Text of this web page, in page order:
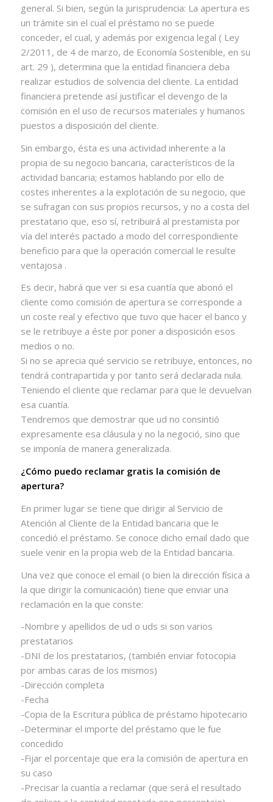
general. Si bien, según la jurisprudencia: La apertura es
un trámite sin el cual el préstamo no se puede
conceder, el cual, y además por exigencia legal ( Ley
2/2011, de 4 de marzo, de Economía Sostenible, en su
art. 29 ), determina que la entidad financiera deba
realizar estudios de solvencia del cliente. La entidad
financiera pretende así justificar el devengo de la
comisión en el uso de recursos materiales y humanos
puestos a disposición del cliente.
Sin embargo, ésta es una actividad inherente a la
propia de su negocio bancaria, característicos de la
actividad bancaria; estamos hablando por ello de
costes inherentes a la explotación de su negocio, que
se sufragan con sus propios recursos, y no a costa del
prestatario que, eso sí, retribuirá al prestamista por
vía del interés pactado a modo del correspondiente
beneficio para que la operación comercial le resulte
ventajosa .
Es decir, habrá que ver si esa cuantía que abonó el
cliente como comisión de apertura se corresponde a
un coste real y efectivo que tuvo que hacer el banco y
se le retribuye a éste por poner a disposición esos
medios o no.
Si no se aprecia qué servicio se retribuye, entonces, no
tendrá contrapartida y por tanto será declarada nula.
Teniendo el cliente que reclamar para que le devuelvan
esa cuantía.
Tendremos que demostrar que ud no consintió
expresamente esa cláusula y no la negoció, sino que
se imponía de manera generalizada.
¿Cómo puedo reclamar gratis la comisión de
apertura?
En primer lugar se tiene que dirigir al Servicio de
Atención al Cliente de la Entidad bancaria que le
concedió el préstamo. Se conoce dicho email dado que
suele venir en la propia web de la Entidad bancaria.
Una vez que conoce el email (o bien la dirección física a
la que dirigir la comunicación) tiene que enviar una
reclamación en la que conste:
-Nombre y apellidos de ud o uds si son varios
prestatarios
-DNI de los prestatarios, (también enviar fotocopia
por ambas caras de los mismos)
-Dirección completa
-Fecha
-Copia de la Escritura pública de préstamo hipotecario
-Determinar el importe del préstamo que le fue
concedido
-Fijar el porcentaje que era la comisión de apertura en
su caso
-Precisar la cuantía a reclamar (que será el resultado